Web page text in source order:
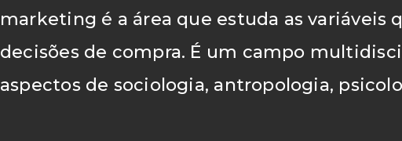
marketing é a área que estuda as variáveis
decisões de compra. É um campo
aspectos de sociologia, antropologia,